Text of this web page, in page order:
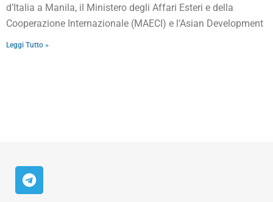
d’Italia a Manila, il Ministero degli Affari Esteri e della
Cooperazione Internazionale (MAECI) e l’Asian Development
Leggi Tutto »